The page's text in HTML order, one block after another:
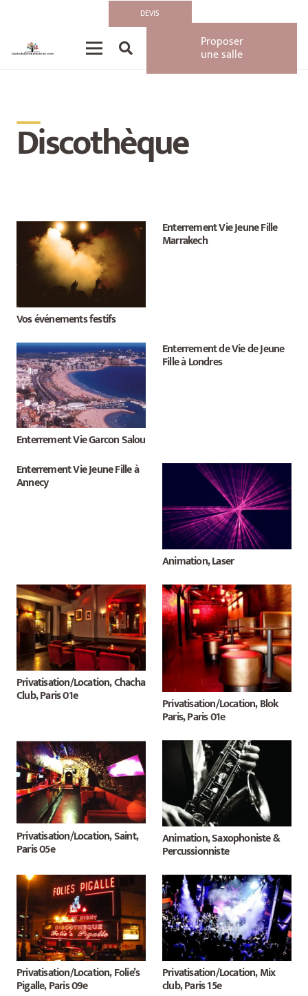
DEVIS
Proposer
une salle
__
Discothèque
Vos événements festifs
Enterrement Vie Jeune Fille
Marrakech
Enterrement Vie Garcon Salou
Enterrement de Vie de Jeune
Fille à Londres
Enterrement Vie Jeune Fille à
Annecy
Animation, Laser
Privatisation/Location, Chacha
Club, Paris 01e Privatisation/Location, Blok
Paris, Paris 01e
Privatisation/Location, Saint,
Paris 05e
Animation, Saxophoniste &
Percussionniste
Privatisation/Location, Folie’s
Pigalle, Paris 09e
Privatisation/Location, Mix
club, Paris 15e